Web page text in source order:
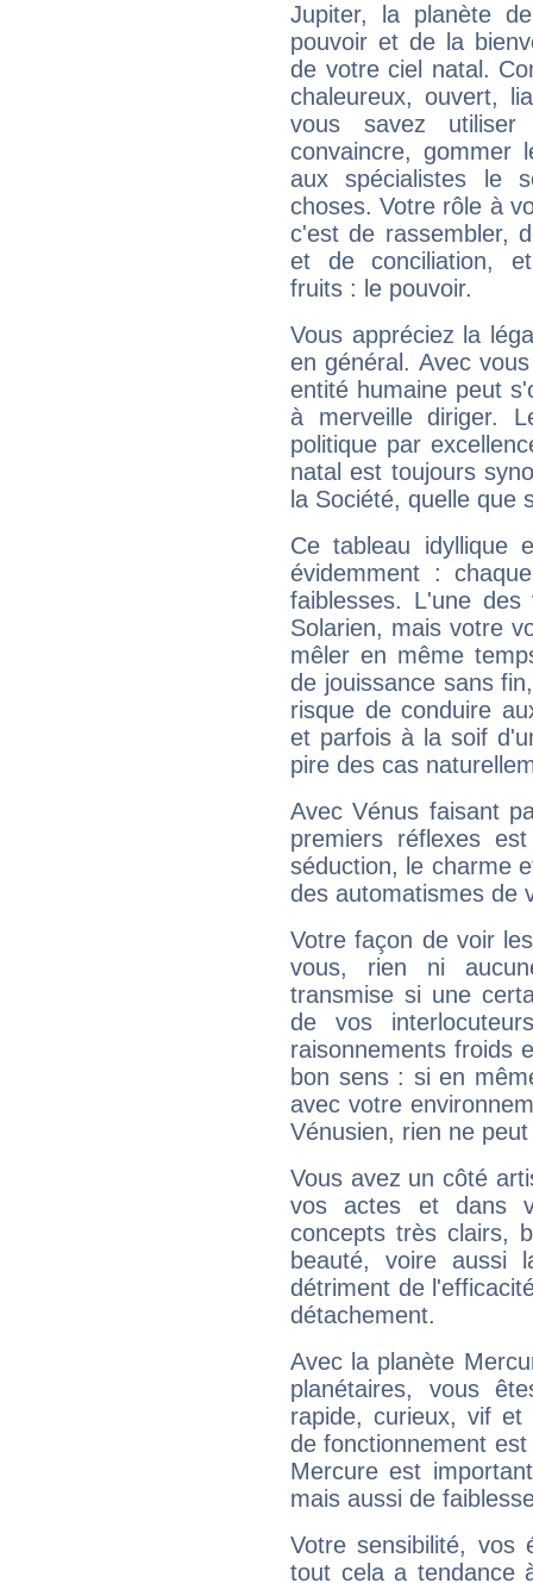
Jupiter, la planète
pouvoir et de la
de votre ciel natal.
chaleureux, ouvert,
vous savez
convaincre, gommer
aux spécialistes le
choses. Votre rôle à
c'est de rassembler,
et de conciliation,
fruits : le pouvoir.
Vous appréciez la
en général. Avec
entité humaine peut
à merveille diriger.
politique par
natal est toujours
la Société, quelle que
Ce tableau idyllique
évidemment :
faiblesses. L'une
Solarien, mais votre
mêler en même
de jouissance sans
risque de conduire
et parfois à la soif
pire des cas
Avec Vénus faisant
premiers réflexes
séduction, le charme
des automatismes de
Votre façon de voir
vous, rien ni
transmise si une
de vos
raisonnements froids
bon sens : si en
avec votre
Vénusien, rien ne
Vous avez un côté
vos actes et dans
concepts très clairs,
beauté, voire aussi
détriment de
détachement.
Avec la planète
planétaires, vous
rapide, curieux, vif et
de fonctionnement
Mercure est
mais aussi de
Votre sensibilité,
tout cela a tendance